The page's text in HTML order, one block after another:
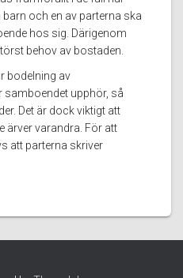
och en av parterna ska
hos sig. Därigenom
behov av bostaden.
bodelning av
upphör, så
Det är dock viktigt att
ärver varandra. För att
att parterna skriver